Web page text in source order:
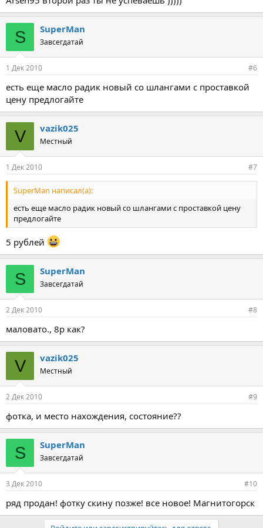
S SuperMan
Завсегдатай
1 Дек 2010 #6
есть еще масло радик новый со шлангами с проставкой
цену предлогайте
V vazik025
Местный
1 Дек 2010 #7
SuperMan написал(а):
есть еще масло радик новый со шлангами с проставкой цену
предлогайте
5 рублей
S SuperMan
Завсегдатай
2 Дек 2010 #8
маловато., 8р как?
V vazik025
Местный
2 Дек 2010 #9
фотка, и место нахождения, состояние??
S SuperMan
Завсегдатай
3 Дек 2010 #10
ряд продан! фотку скину позже! все новое! Магнитогорск